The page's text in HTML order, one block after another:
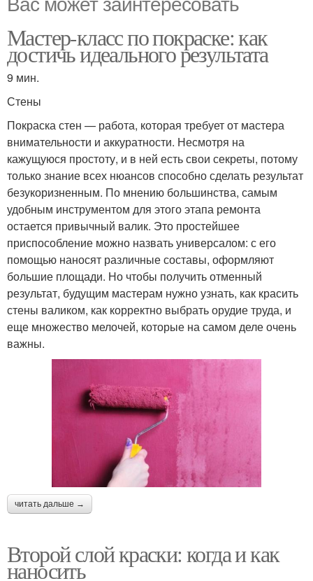
Мастер-класс по покраске: как
достичь идеального результата
9 мин.
Стены
Покраска стен — работа, которая требует от мастера
внимательности и аккуратности. Несмотря на
кажущуюся простоту, и в ней есть свои секреты, потому
только знание всех нюансов способно сделать результат
безукоризненным. По мнению большинства, самым
удобным инструментом для этого этапа ремонта
остается привычный валик. Это простейшее
приспособление можно назвать универсалом: с его
помощью наносят различные составы, оформляют
большие площади. Но чтобы получить отменный
результат, будущим мастерам нужно узнать, как красить
стены валиком, как корректно выбрать орудие труда, и
еще множество мелочей, которые на самом деле очень
важны.
читать дальше →
Второй слой краски: когда и как
наносить